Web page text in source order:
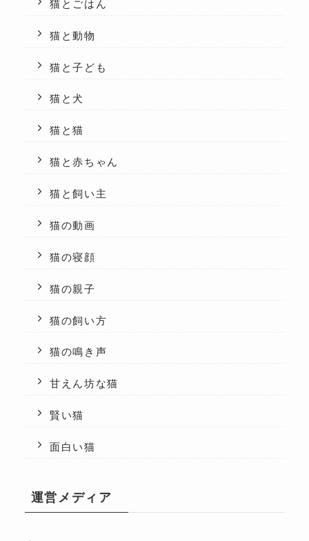
猫とごはん
猫と動物
猫と子ども
猫と犬
猫と猫
猫と赤ちゃん
猫と飼い主
猫の動画
猫の寝顔
猫の親子
猫の飼い方
猫の鳴き声
甘えん坊な猫
賢い猫
面白い猫
運営メディア